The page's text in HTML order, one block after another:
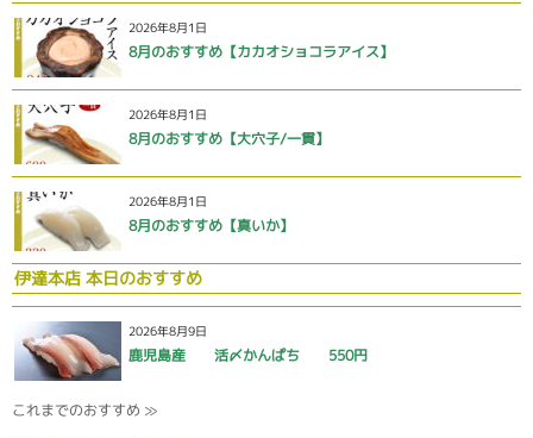
2026年8月1日
8月のおすすめ【カカオショコラアイス】
2026年8月1日
8月のおすすめ【大穴子/一貫】
2026年8月1日
8月のおすすめ【真いか】
伊達本店 本日のおすすめ
2026年8月9日
鹿児島産 活〆かんぱち 550円
これまでのおすすめ ≫